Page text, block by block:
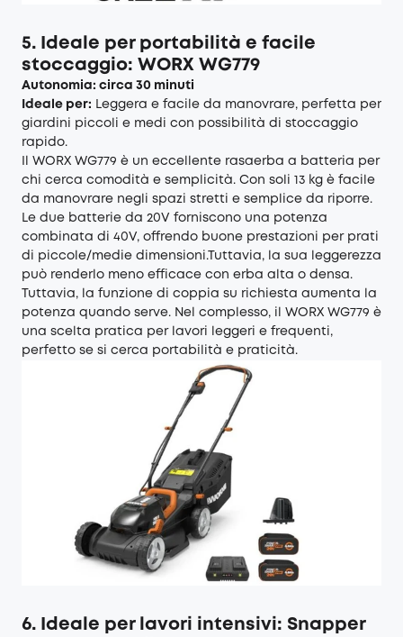
5. Ideale per portabilità e facile
stoccaggio: WORX WG779
Autonomia: circa 30 minuti
Ideale per: Leggera e facile da manovrare, perfetta per
giardini piccoli e medi con possibilità di stoccaggio
rapido.
Il WORX WG779 è un eccellente rasaerba a batteria per
chi cerca comodità e semplicità. Con soli 13 kg è facile
da manovrare negli spazi stretti e semplice da riporre.
Le due batterie da 20V forniscono una potenza
combinata di 40V, offrendo buone prestazioni per prati
di piccole/medie dimensioni.Tuttavia, la sua leggerezza
può renderlo meno efficace con erba alta o densa.
Tuttavia, la funzione di coppia su richiesta aumenta la
potenza quando serve. Nel complesso, il WORX WG779 è
una scelta pratica per lavori leggeri e frequenti,
perfetto se si cerca portabilità e praticità.
6. Ideale per lavori intensivi: Snapper